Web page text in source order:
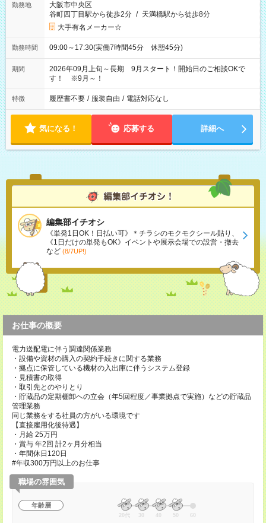
勤務地
大阪市中央区
谷町四丁目駅から徒歩2分 / 天満橋駅から徒歩8分
大手有名メーカー☆
勤務時間 09:00～17:30(実働7時間45分 休憩45分)
期間
2026年09月上旬～長期 9月スタート！開始日のご相談OKで
す！ ※9月～！
特徴 履歴書不要 / 服装自由 / 電話対応なし
気になる！ 応募する 詳細へ
編集部イチオシ
《単発1日OK！日払い可》＊チラシのモクモクシール貼り、
《1日だけの単発もOK》イベントや展示会場での設営・撤去
など (8/7UP!)
お仕事の概要
電力送配電に伴う調達関係業務
・設備や資材の購入の契約手続きに関する業務
・拠点に保管している機材の入出庫に伴うシステム登録
・見積書の取得
・取引先とのやりとり
・貯蔵品の定期棚卸への立会（年5回程度／事業拠点で実施）などの貯蔵品
管理業務
同じ業務をする社員の方がいる環境です
【直接雇用化後待遇】
・月給 25万円
・賞与 年2回 計2ヶ月分相当
・年間休日120日
#年収300万円以上のお仕事
職場の雰囲気
年齢層
20代 30 40 50 60